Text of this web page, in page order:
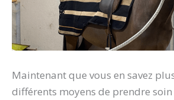
Maintenant que vous en savez
différents moyens de prendre soin